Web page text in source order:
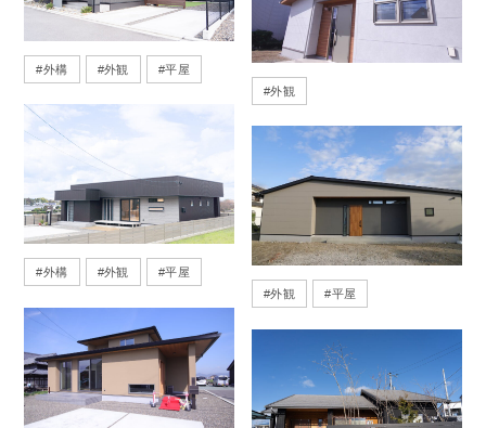
#外構 #外観 #平屋
#外構 #外観 #平屋
#外観
#外観 #平屋